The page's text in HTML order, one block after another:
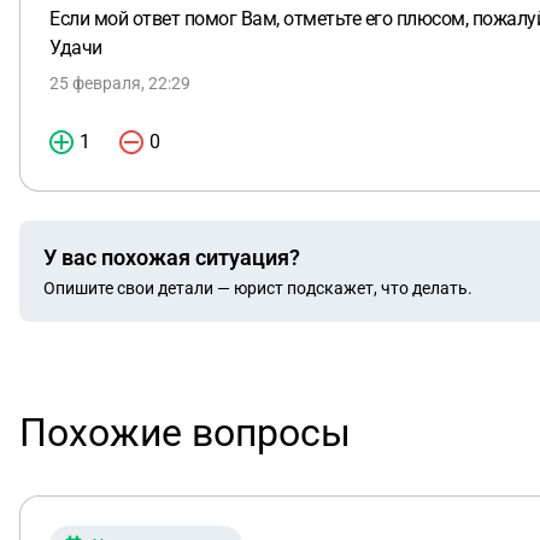
Если мой ответ помог Вам, отметьте его плюсом,
Удачи
25 февраля, 22:29
1 0
У вас похожая ситуация?
Опишите свои детали — юрист подскажет, что делать.
Похожие вопросы